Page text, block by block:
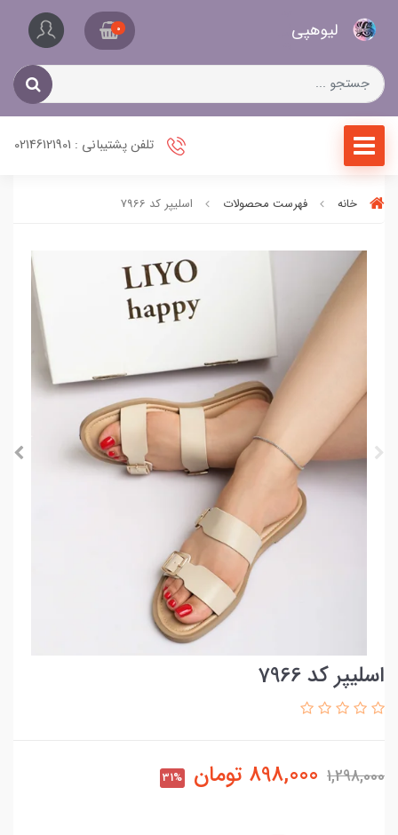
لیو‌هپی 0
تلفن پشتیبانی : 02146121901
خانه فهرست محصولات اسلیپر کد 7966
اسلیپر کد 7966
1,298,000
898,000 تومان 31%